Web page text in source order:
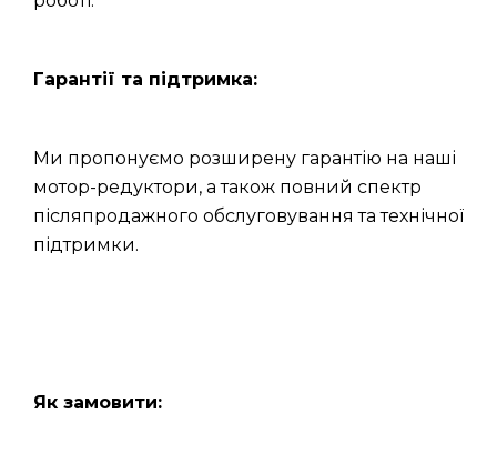
Гарантії та підтримка:
Ми пропонуємо розширену гарантію на наші
мотор-редуктори, а також повний спектр
післяпродажного обслуговування та технічної
підтримки.
Як замовити: